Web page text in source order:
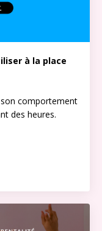
à la place
comportement
des heures.